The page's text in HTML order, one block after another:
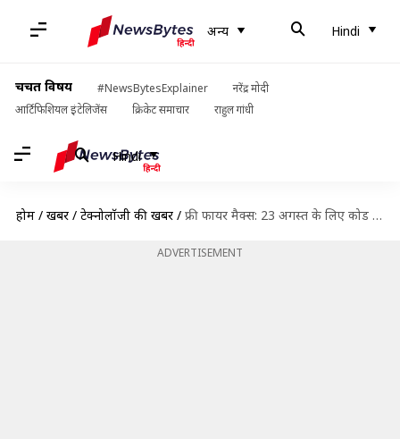
अन्य Hindi
चर्चित विषय #NewsBytesExplainer
नरेंद्र मोदी
आर्टिफिशियल इंटेलिजेंस
क्रिकेट समाचार राहुल गांधी
Hindi
होम / खबरें / टेक्नोलॉजी की खबरें / फ्री फायर मैक्स: 23 अगस्त के लिए कोड जारी, रिडीम कर पाएं रिवॉर्ड पॉइंट्स
ADVERTISEMENT